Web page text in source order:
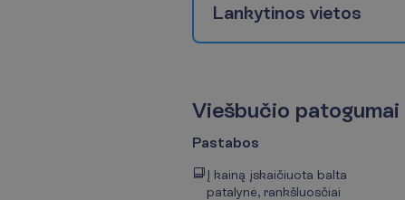
Lankytinos vietos
Viešbučio patogumai
Pastabos
Į kainą įskaičiuota balta
patalynė, rankšluosčiai